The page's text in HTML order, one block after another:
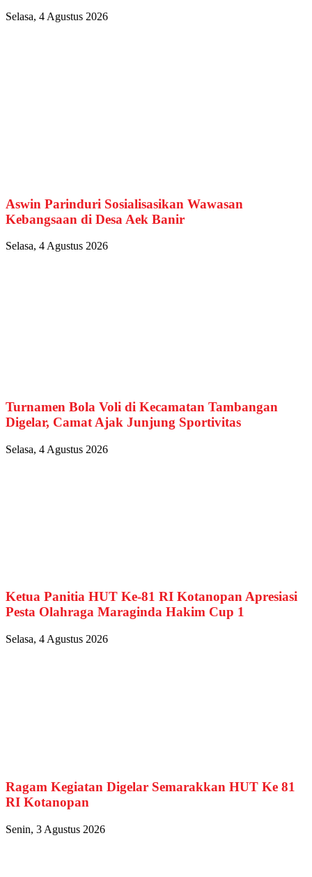
Selasa, 4 Agustus 2026
Aswin Parinduri Sosialisasikan Wawasan
Kebangsaan di Desa Aek Banir
Selasa, 4 Agustus 2026
Turnamen Bola Voli di Kecamatan Tambangan
Digelar, Camat Ajak Junjung Sportivitas
Selasa, 4 Agustus 2026
Ketua Panitia HUT Ke-81 RI Kotanopan Apresiasi
Pesta Olahraga Maraginda Hakim Cup 1
Selasa, 4 Agustus 2026
Ragam Kegiatan Digelar Semarakkan HUT Ke 81
RI Kotanopan
Senin, 3 Agustus 2026